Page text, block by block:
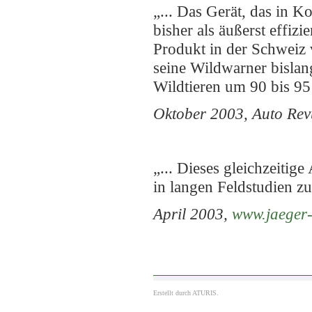
„... Das Gerät, das in
bisher als äußerst
Produkt in der Schweiz
seine Wildwarner
Wildtieren um 90 bis
Oktober 2003, Auto
„... Dieses
in langen Feldstudien
April 2003,
Erstellt durch ATURIS.